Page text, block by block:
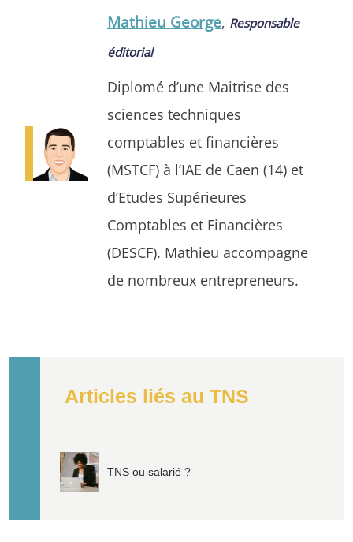
Articles liés au TNS
TNS ou salarié ?
Mathieu George, Responsable
éditorial
Diplomé d’une Maitrise des
sciences techniques
comptables et financières
(MSTCF) à l’IAE de Caen (14) et
d’Etudes Supérieures
Comptables et Financières
(DESCF). Mathieu accompagne
de nombreux entrepreneurs.